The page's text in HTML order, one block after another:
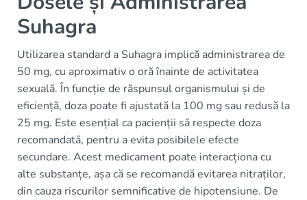
Suhagra
Utilizarea standard a Suhagra implică administrarea de
50 mg, cu aproximativ o oră înainte de activitatea
sexuală. În funcție de răspunsul organismului și de
eficiență, doza poate fi ajustată la 100 mg sau redusă la
25 mg. Este esențial ca pacienții să respecte doza
recomandată, pentru a evita posibilele efecte
secundare. Acest medicament poate interacționa cu
alte substanțe, așa că se recomandă evitarea nitraților,
din cauza riscurilor semnificative de hipotensiune. De